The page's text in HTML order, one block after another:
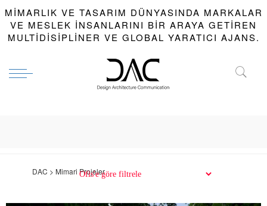
MIMARLIK VE TASARIM DÜNYASINDA MARKALAR
VE MESLEK INSANLARINI BIR ARAYA GETIREN
MULTIDISIPLINER VE GLOBAL YARATICI AJANS.
DAC > Mimari Projeler